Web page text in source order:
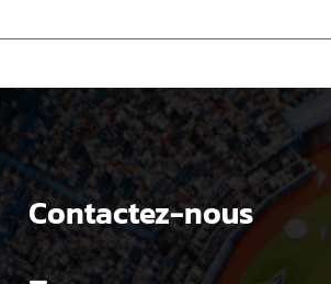
Contactez-nous